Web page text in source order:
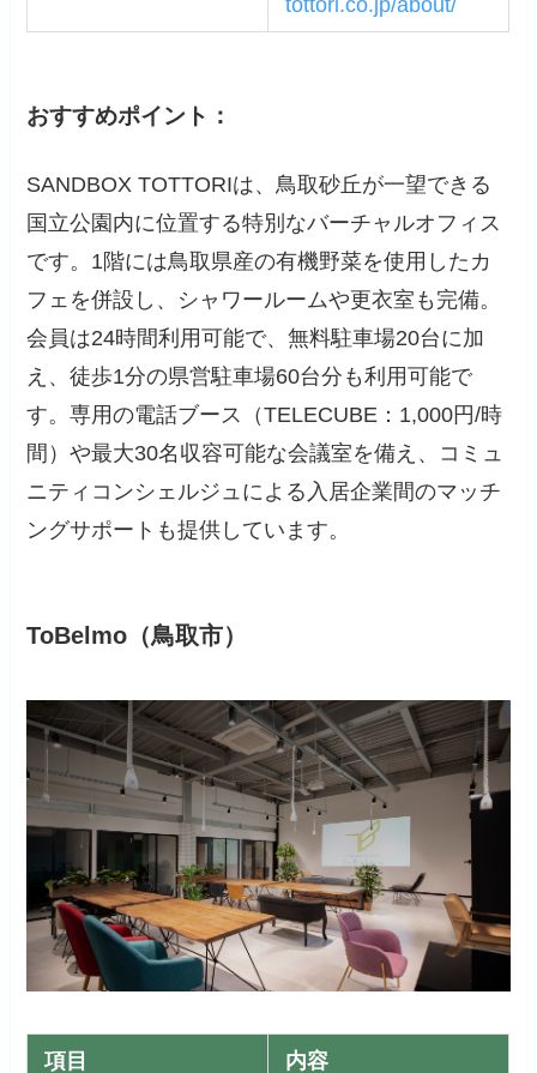
tottori.co.jp/about/
おすすめポイント：
SANDBOX TOTTORIは、鳥取砂丘が一望できる
国立公園内に位置する特別なバーチャルオフィス
です。1階には鳥取県産の有機野菜を使用したカ
フェを併設し、シャワールームや更衣室も完備。
会員は24時間利用可能で、無料駐車場20台に加
え、徒歩1分の県営駐車場60台分も利用可能で
す。専用の電話ブース（TELECUBE：1,000円/時
間）や最大30名収容可能な会議室を備え、コミュ
ニティコンシェルジュによる入居企業間のマッチ
ングサポートも提供しています。
ToBelmo（鳥取市）
項目 内容